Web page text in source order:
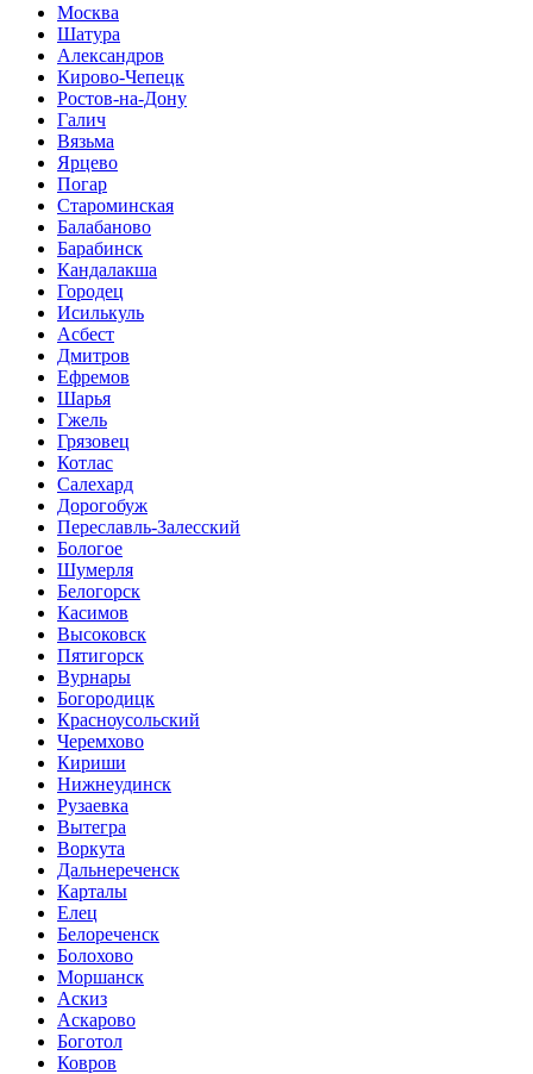
Москва
Шатура
Александров
Кирово-Чепецк
Ростов-на-Дону
Галич
Вязьма
Ярцево
Погар
Староминская
Балабаново
Барабинск
Кандалакша
Городец
Исилькуль
Асбест
Дмитров
Ефремов
Шарья
Гжель
Грязовец
Котлас
Салехард
Дорогобуж
Переславль-Залесский
Бологое
Шумерля
Белогорск
Касимов
Высоковск
Пятигорск
Вурнары
Богородицк
Красноусольский
Черемхово
Кириши
Нижнеудинск
Рузаевка
Вытегра
Воркута
Дальнереченск
Карталы
Елец
Белореченск
Болохово
Моршанск
Аскиз
Аскарово
Боготол
Ковров